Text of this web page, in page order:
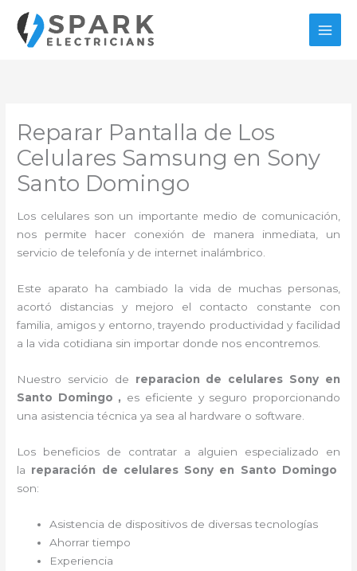
contenido
Reparar Pantalla de Los
Celulares Samsung en Sony
Santo Domingo
Los celulares son un importante medio de comunicación,
nos permite hacer conexión de manera inmediata, un
servicio de telefonía y de internet inalámbrico.
Este aparato ha cambiado la vida de muchas personas,
acortó distancias y mejoro el contacto constante con
familia, amigos y entorno, trayendo productividad y facilidad
a la vida cotidiana sin importar donde nos encontremos.
Nuestro servicio de reparacion de celulares Sony en
Santo Domingo , es eficiente y seguro proporcionando
una asistencia técnica ya sea al hardware o software.
Los beneficios de contratar a alguien especializado en
la reparación de celulares Sony en Santo Domingo
son:
Asistencia de dispositivos de diversas tecnologías
Ahorrar tiempo
Experiencia